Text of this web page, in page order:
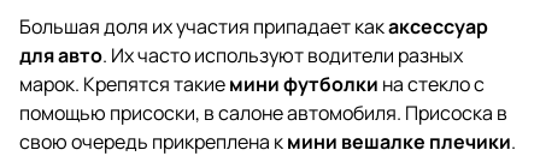
Большая доля их участия припадает какаксессуар
для авто. Их часто используют водители разных
марок. Крепятся такиемини футболки на стекло с
помощью присоски, в салоне автомобиля. Присоска в
свою очередь прикреплена кмини вешалке плечики.